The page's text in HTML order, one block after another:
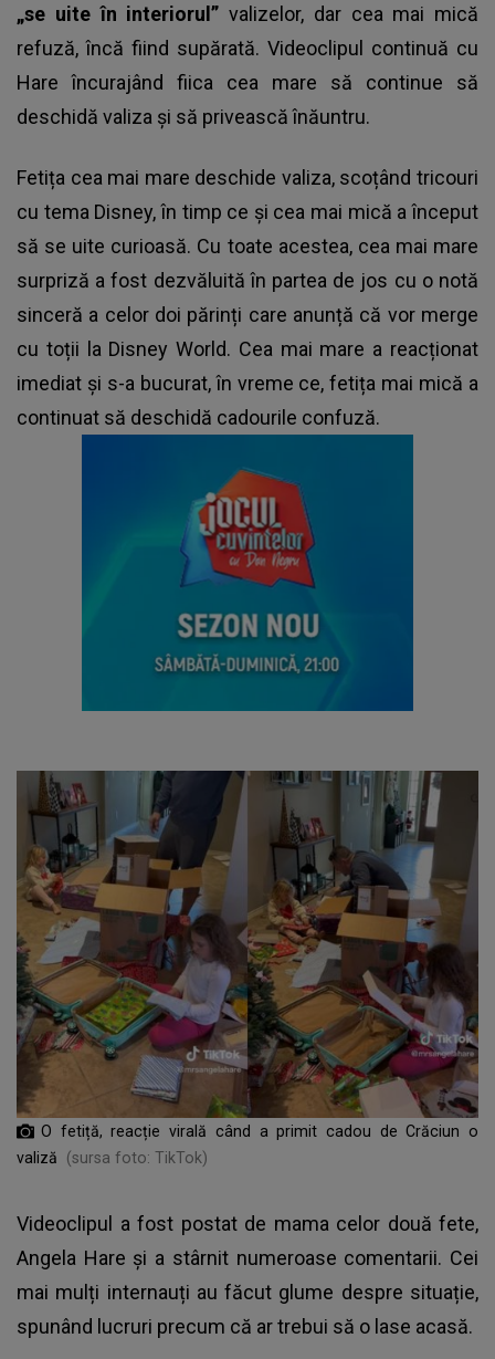
„se uite în interiorul” valizelor, dar cea mai mică
refuză, încă fiind supărată. Videoclipul continuă cu
Hare încurajând fiica cea mare să continue să
deschidă valiza și să privească înăuntru.
Fetița cea mai mare deschide valiza, scoțând tricouri
cu tema Disney, în timp ce și cea mai mică a început
să se uite curioasă. Cu toate acestea, cea mai mare
surpriză a fost dezvăluită în partea de jos cu o notă
sinceră a celor doi părinți care anunță că vor merge
cu toții la Disney World. Cea mai mare a reacționat
imediat și s-a bucurat, în vreme ce, fetița mai mică a
continuat să deschidă cadourile confuză.
O fetiță, reacție virală când a primit cadou de Crăciun o
valiză
(sursa foto: TikTok)
Videoclipul a fost postat de mama celor două fete,
Angela Hare și a stârnit numeroase comentarii. Cei
mai mulți internauți au făcut glume despre situație,
spunând lucruri precum că ar trebui să o lase acasă.